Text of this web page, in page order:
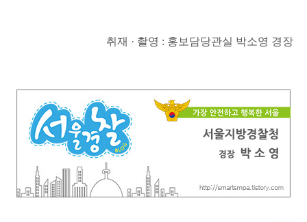
취재 · 촬영 : 홍보담당관실 박소영 경장